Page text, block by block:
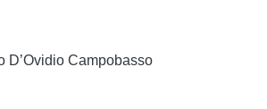
D’Ovidio Campobasso